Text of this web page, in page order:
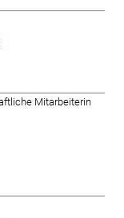
Mitarbeiterin